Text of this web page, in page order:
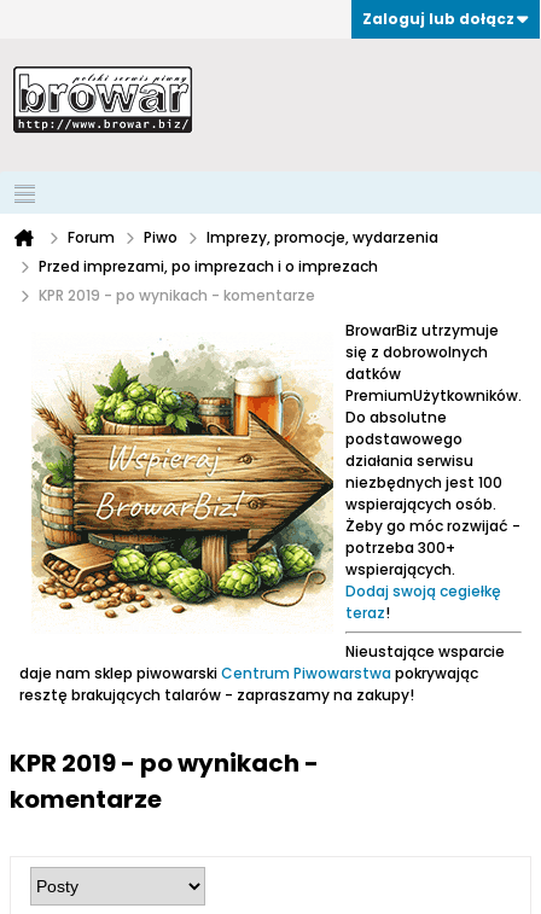
Zaloguj lub dołącz
Forum Piwo
Imprezy, promocje, wydarzenia
Przed imprezami, po imprezach i o imprezach
KPR 2019 - po wynikach - komentarze
BrowarBiz utrzymuje
się z dobrowolnych
datków
PremiumUżytkowników.
Do absolutne
podstawowego
działania serwisu
niezbędnych jest 100
wspierających osób.
Żeby go móc rozwijać -
potrzeba 300+
wspierających.
Dodaj swoją cegiełkę
teraz!
Nieustające wsparcie
daje nam sklep piwowarskiCentrum Piwowarstwapokrywając
resztę brakujących talarów - zapraszamy na zakupy!
KPR 2019 - po wynikach -
komentarze